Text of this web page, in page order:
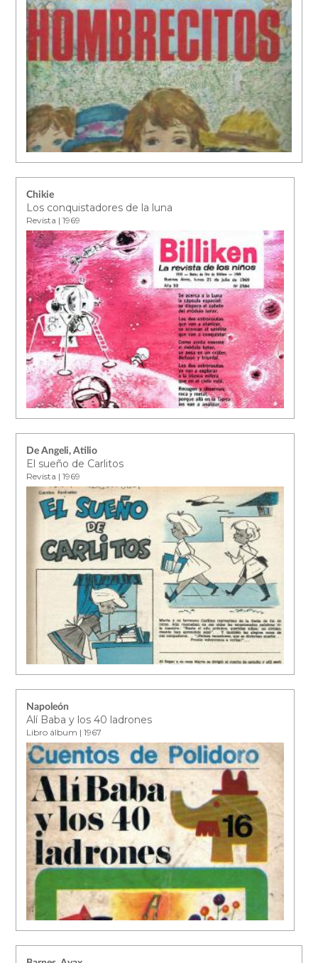
Chikie
Los conquistadores de la luna
Revista | 1969
De Angeli, Atilio
El sueño de Carlitos
Revista | 1969
Napoleón
Alí Baba y los 40 ladrones
Libro álbum | 1967